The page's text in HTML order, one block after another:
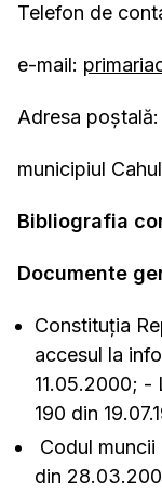
Telefon de
e-mail:
Adresa
municipiul
Bibliografia
Documente
Constituția
accesul la
11.05.2000; -
190 din
Codul
din